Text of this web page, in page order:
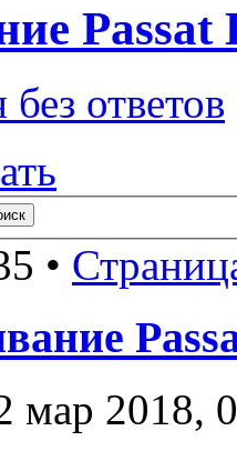
Passat
ответов
•
мар 2018,